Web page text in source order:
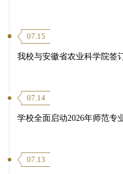
07.15
我校与安徽省农业科学院签
07.14
学校全面启动2026年师范专
07.13